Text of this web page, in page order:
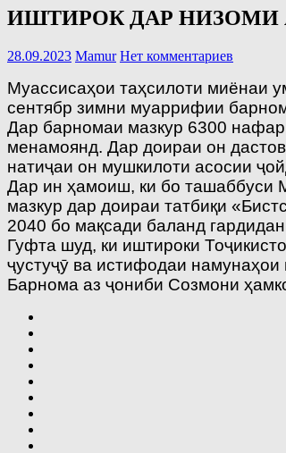
ИШТИРОК ДАР НИЗОМИ
28.09.2023 Mamur Нет комментариев
Муассисаҳои таҳсилоти миёнаи
сентябр зимни муаррифии
Дар барномаи мазкур 6300
менамоянд. Дар доираи он
натиҷаи он мушкилоти асосии
Дар ин ҳамоиш, ки бо ташаббуси
мазкур дар доираи татбиқи
2040 бо мақсади баланд
Гуфта шуд, ки иштироки
ҷустуҷӯ ва истифодаи
Барнома аз ҷониби Созмони